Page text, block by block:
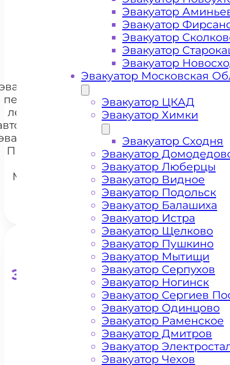
+ 100 РУБЛЕЙ ЗА КИЛОМЕТР
и
перевозки
легковых
Проспект
Москва
+7 985 222 99 01
Эвакуатор для
Эвакуатор
Эвакуатор
Эвакуатор
Эвакуатор
Эвакуатор
Эвакуатор Московская
Эвакуатор ЦКАД
Эвакуатор Химки
Эвакуатор Сходня
Эвакуатор
Эвакуатор Люберцы
Эвакуатор Видное
Эвакуатор Подольск
Эвакуатор Балашиха
Эвакуатор Истра
Эвакуатор Щелково
Эвакуатор Пушкино
Эвакуатор Мытищи
Эвакуатор Серпухов
Эвакуатор Ногинск
Эвакуатор Сергиев
Эвакуатор Одинцово
Эвакуатор Раменское
Эвакуатор Дмитров
Эвакуатор
Эвакуатор Чехов